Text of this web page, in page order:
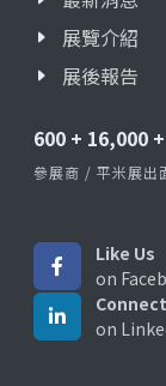
展覽介紹
展後報告
600 + 16,000 +
參展商 / 平米展出
Like Us
on
on